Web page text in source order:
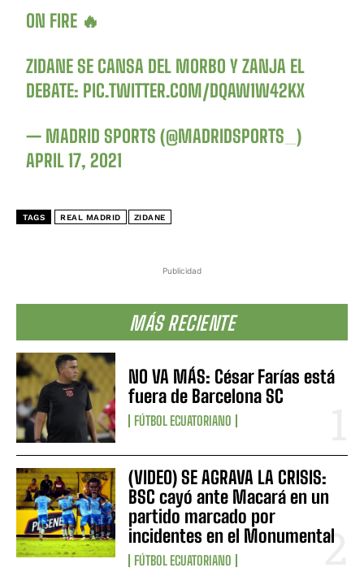
Publicidad
MÁS RECIENTE
NO VA MÁS: César Farías está
fuera de Barcelona SC
FÚTBOL ECUATORIANO
(VIDEO) SE AGRAVA LA CRISIS:
BSC cayó ante Macará en un
partido marcado por
incidentes en el Monumental
FÚTBOL ECUATORIANO
ON FIRE 🔥
ZIDANE SE CANSA DEL MORBO Y ZANJA EL
DEBATE: PIC.TWITTER.COM/DQAW1W42KX
— MADRID SPORTS (@MADRIDSPORTS_)
APRIL 17, 2021
TAGS REAL MADRID ZIDANE